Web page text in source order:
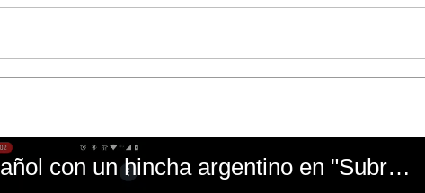
El mal momento de Yanina Gasañol con un hincha argentino en "Subrayado"